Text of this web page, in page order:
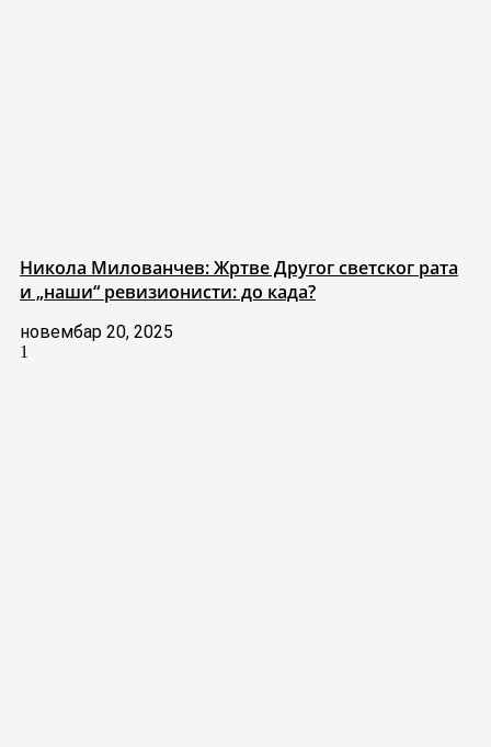
Никола Милованчев: Жртве Другог светског рата
и „наши“ ревизионисти: до када?
новембар 20, 2025